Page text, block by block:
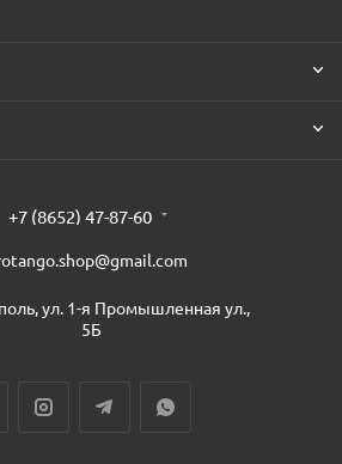
+7 (8652) 47-87-60
ул. 1-я Промышленная ул.,
5Б